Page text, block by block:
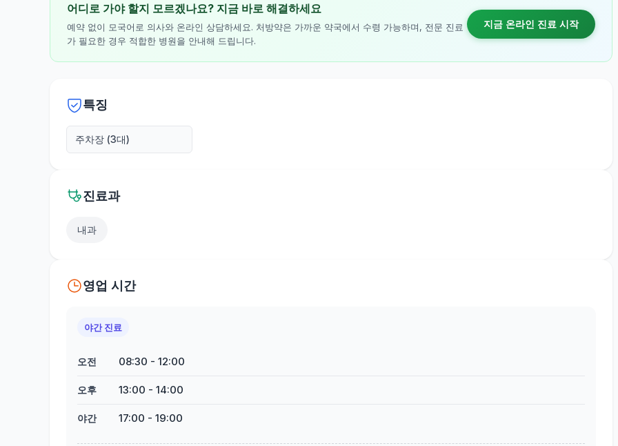
어디로 가야 할지 모르겠나요? 지금 바로 해결하세요
예약 없이 모국어로 의사와 온라인 상담하세요. 처방약은 가까운 약국에서 수령 가능하며, 전문 진료
가 필요한 경우 적합한 병원을 안내해 드립니다.
지금 온라인 진료 시작
특징
주차장 (3대)
진료과
내과
영업 시간
야간 진료
오전 08:30 - 12:00
오후 13:00 - 14:00
야간 17:00 - 19:00